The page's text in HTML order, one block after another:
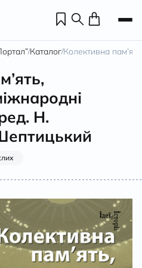
/Каталог/Колективна
Н.